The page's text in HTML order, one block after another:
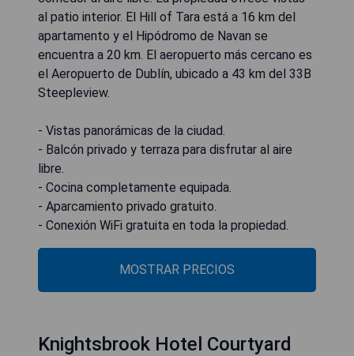
al patio interior. El Hill of Tara está a 16 km del
apartamento y el Hipódromo de Navan se
encuentra a 20 km. El aeropuerto más cercano es
el Aeropuerto de Dublín, ubicado a 43 km del 33B
Steepleview.
- Vistas panorámicas de la ciudad.
- Balcón privado y terraza para disfrutar al aire
libre.
- Cocina completamente equipada.
- Aparcamiento privado gratuito.
- Conexión WiFi gratuita en toda la propiedad.
MOSTRAR PRECIOS
Knightsbrook Hotel Courtyard